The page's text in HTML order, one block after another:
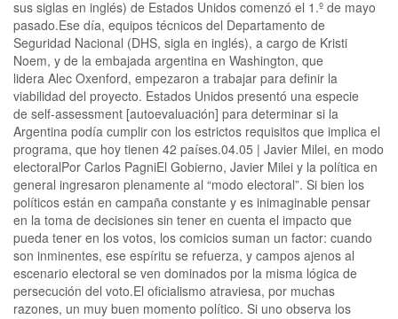
sus siglas en inglés) de Estados Unidos comenzó el 1.º de mayo
pasado.Ese día, equipos técnicos del Departamento de
Seguridad Nacional (DHS, sigla en inglés), a cargo de Kristi
Noem, y de la embajada argentina en Washington, que
lidera Alec Oxenford, empezaron a trabajar para definir la
viabilidad del proyecto. Estados Unidos presentó una especie
de self-assessment [autoevaluación] para determinar si la
Argentina podía cumplir con los estrictos requisitos que implica el
programa, que hoy tienen 42 países.04.05 | Javier Milei, en modo
electoralPor Carlos PagniEl Gobierno, Javier Milei y la política en
general ingresaron plenamente al “modo electoral”. Si bien los
políticos están en campaña constante y es inimaginable pensar
en la toma de decisiones sin tener en cuenta el impacto que
pueda tener en los votos, los comicios suman un factor: cuando
son inminentes, ese espíritu se refuerza, y campos ajenos al
escenario electoral se ven dominados por la misma lógica de
persecución del voto.El oficialismo atraviesa, por muchas
razones, un muy buen momento político. Si uno observa los